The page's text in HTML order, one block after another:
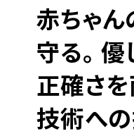
赤ちゃ
守る。
正確さ
技術への